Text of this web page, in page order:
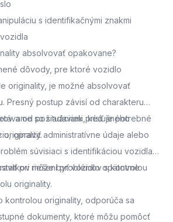
s identifikačnými znakmi
absolvovať opakovane?
dôvody, pre ktoré vozidlo
originality, je možné absolvovať
Presný postup závisí od charakteru
a od požiadaviek príslušného
so situáciami, keď je potrebné
opraviť administratívne údaje alebo
súvisiaci s identifikáciou vozidla.
môže byť vozidlo opätovne
originality.
pri riešení problémov s kontrolou
kontrolou originality, odporúča sa
dokumenty, ktoré môžu pomôcť